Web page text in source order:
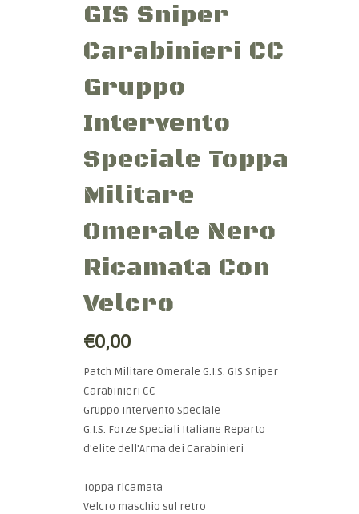
GIS Sniper
Carabinieri CC
Gruppo
Intervento
Speciale Toppa
Militare
Omerale Nero
Ricamata Con
Velcro
€0,00
Patch Militare Omerale G.I.S. GIS Sniper
Carabinieri CC
Gruppo Intervento Speciale
G.I.S. Forze Speciali Italiane Reparto
d'elite dell'Arma dei Carabinieri
Toppa ricamata
Velcro maschio sul retro